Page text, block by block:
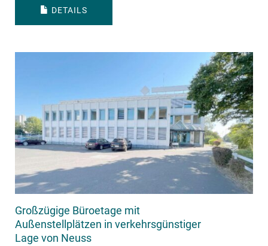
DETAILS
Großzügige Büroetage mit
Außenstellplätzen in verkehrsgünstiger
Lage von Neuss